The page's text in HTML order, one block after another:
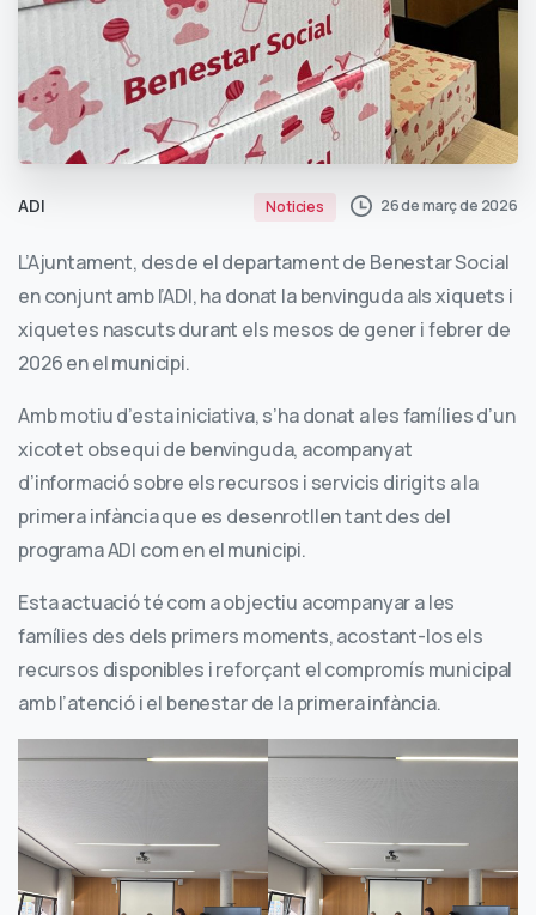
ADI Noticies 26 de març de 2026
L’Ajuntament, desde el departament de Benestar Social
en conjunt amb l’ADI, ha donat la benvinguda als xiquets i
xiquetes nascuts durant els mesos de gener i febrer de
2026 en el municipi.
Amb motiu d’esta iniciativa, s’ha donat a les famílies d’un
xicotet obsequi de benvinguda, acompanyat
d’informació sobre els recursos i servicis dirigits a la
primera infància que es desenrotllen tant des del
programa ADI com en el municipi.
Esta actuació té com a objectiu acompanyar a les
famílies des dels primers moments, acostant-los els
recursos disponibles i reforçant el compromís municipal
amb l’atenció i el benestar de la primera infància.